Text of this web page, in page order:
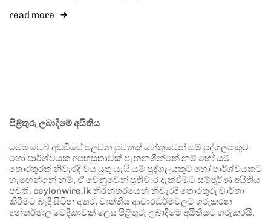
read more
පිළිතුරු ලබාදීමේ අයිතිය
මෙම වෙබ් අඩවියේ පළවන පුවතක් හේතුවෙන් යම් පුද්ගලයකුට
හෝ පාර්ශ්වයක අපහසුතාවක් පැනනගින්නේ නම් හෝ යම්
තොරතුරක් නිවැරදි විය යුතු යැයි යම් පුද්ගලයකුට හෝ පාර්ශ්වයකට
හැඟෙන්නේ නම්, ඒ වෙනුවෙන් ප්‍රතිචාර දැක්වීමට සම්පූර්ණ අයිතිය
පවතී. ceylonwire.lk නිරන්තරයෙන් නිවැරදි තොරතුරු වාර්තා
කිරීමට බැඳී සිටින අතර, වෘත්තීය ආචාරධර්මවලට ගරුකරන
අන්තර්ජාල වේදිකාවක් ලෙස පිළිතුරු ලබාදීමේ අයිතියට ගරුකරයි.